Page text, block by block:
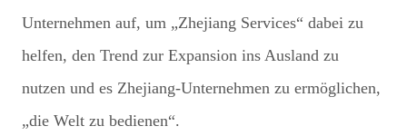
Unternehmen auf, um „Zhejiang Services“ dabei zu
helfen, den Trend zur Expansion ins Ausland zu
nutzen und es Zhejiang-Unternehmen zu ermöglichen,
„die Welt zu bedienen“.